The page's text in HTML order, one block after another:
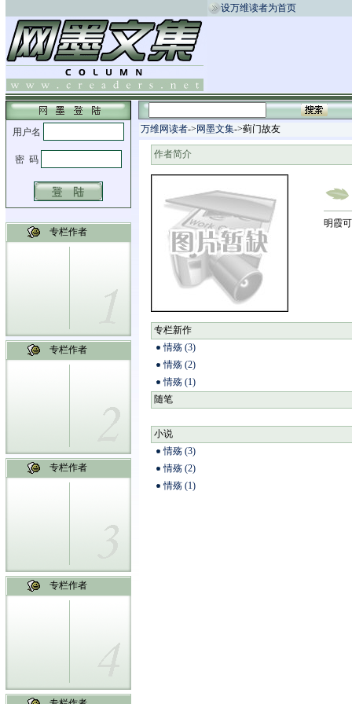
设万维读者为首页
专栏作者
专栏作者
专栏作者
专栏作者
万维网读者-> 网墨文集->蓟门故友
作者简介
明霞
专栏新作
情殇 (3)
情殇 (2)
情殇 (1)
随笔
小说
情殇 (3)
情殇 (2)
情殇 (1)